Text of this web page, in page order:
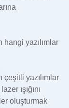
yazılımlar
yazılımlar
ışığını
oluşturmak